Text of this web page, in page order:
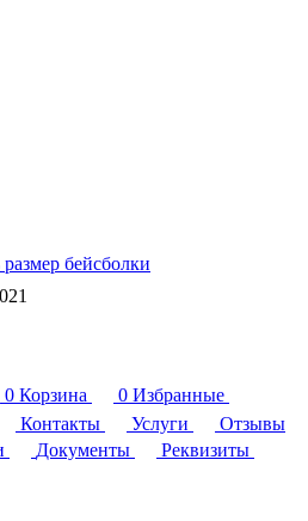
бейсболки
0 Корзина 0 Избранные
Контакты Услуги
Отзывы
Документы
Реквизиты